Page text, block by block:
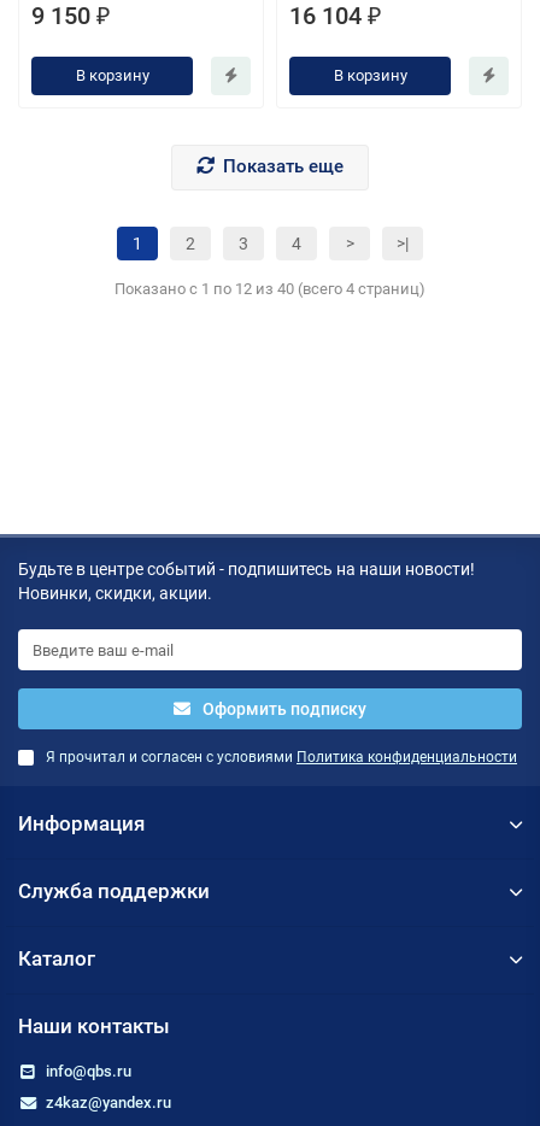
9 150 ₽
В корзину
16 104 ₽
В корзину
Показать еще
1 2 3 4 > >|
Показано с 1 по 12 из 40 (всего 4 страниц)
Будьте в центре событий - подпишитесь на наши новости!
Новинки, скидки, акции.
Оформить подписку
Я прочитал и согласен с условиями Политика конфиденциальности
Информация
Служба поддержки
Каталог
Наши контакты
info@qbs.ru
z4kaz@yandex.ru